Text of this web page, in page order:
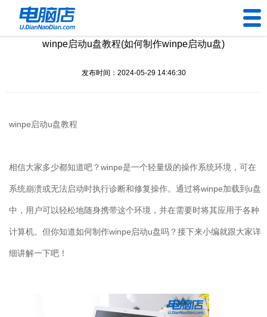
U盘工具
电脑问题
winpe启动u盘教程(如何制作winpe启动u盘)
发布时间：2024-05-29 14:46:30
winpe启动u盘教程
相信大家多少都知道吧？winpe是一个轻量级的操作系统环境，可在
系统崩溃或无法启动时执行诊断和修复操作。通过将winpe加载到 u盘
中，用户可以轻松地随身携带这个环境，并在需要时将其应用于各种
计算机。但你知道如何制作winpe启动u盘吗？接下来小编就跟大家详
细讲解一下吧！